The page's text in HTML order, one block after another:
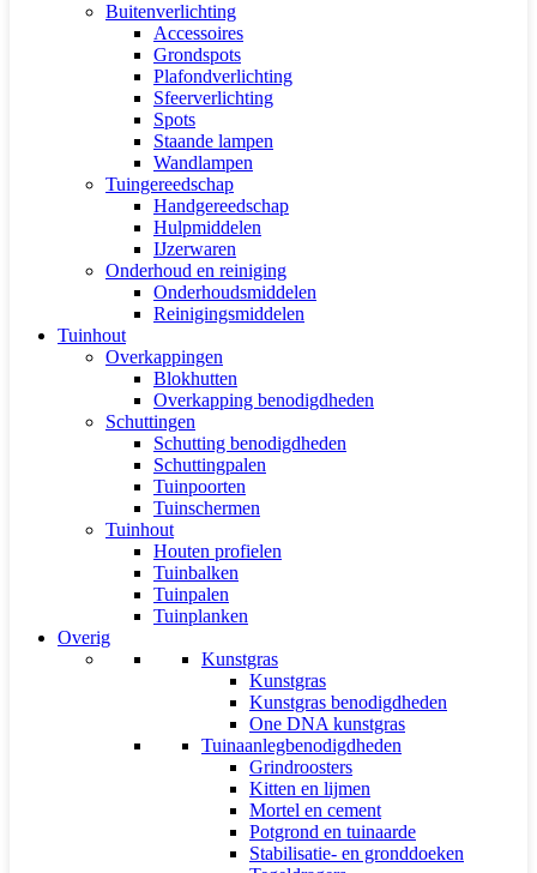
Buitenverlichting
Accessoires
Grondspots
Plafondverlichting
Sfeerverlichting
Spots
Staande lampen
Wandlampen
Tuingereedschap
Handgereedschap
Hulpmiddelen
IJzerwaren
Onderhoud en reiniging
Onderhoudsmiddelen
Reinigingsmiddelen
Tuinhout
Overkappingen
Blokhutten
Overkapping benodigdheden
Schuttingen
Schutting benodigdheden
Schuttingpalen
Tuinpoorten
Tuinschermen
Tuinhout
Houten profielen
Tuinbalken
Tuinpalen
Tuinplanken
Overig
Kunstgras
Kunstgras
Kunstgras benodigdheden
One DNA kunstgras
Tuinaanlegbenodigdheden
Grindroosters
Kitten en lijmen
Mortel en cement
Potgrond en tuinaarde
Stabilisatie- en gronddoeken